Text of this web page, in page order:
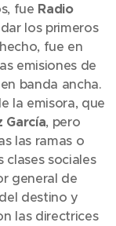
fue Radio
los primeros
fue en
emisiones de
banda ancha.
la emisora, que
García, pero
las ramas o
sociales
general de
del destino y
las directrices